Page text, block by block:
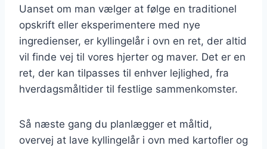
Uanset om man vælger at følge en traditionel
opskrift eller eksperimentere med nye
ingredienser, er kyllingelår i ovn en ret, der altid
vil finde vej til vores hjerter og maver. Det er en
ret, der kan tilpasses til enhver lejlighed, fra
hverdagsmåltider til festlige sammenkomster.
Så næste gang du planlægger et måltid,
overvej at lave kyllingelår i ovn med kartofler og